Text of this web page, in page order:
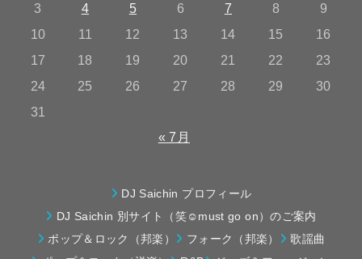
3
4 5 6 7 8
9
10
11 12 13 14 15
16
17
18 19 20 21 22
23
24
25 26 27 28 29
30
31
« 7月
DJ Saichin プロフィール
DJ Saichin 別サイト（笑☺must go on）のご案内
ポップ＆ロック（邦楽）
フォーク（邦楽）
歌謡曲